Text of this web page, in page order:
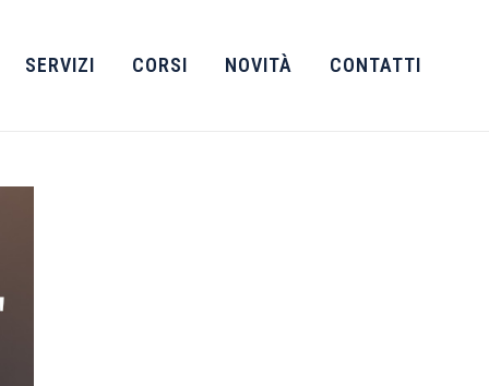
SERVIZI CORSI NOVITÀ CONTATTI